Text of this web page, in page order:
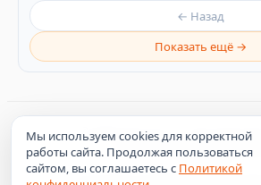
← Назад
Показать ещё →
©2026 Artsroom —
Политика
Оферта
Согласие на обработку
Мы используем cookies для корректной
работы сайта. Продолжая пользоваться
сайтом, вы соглашаетесь с Политикой